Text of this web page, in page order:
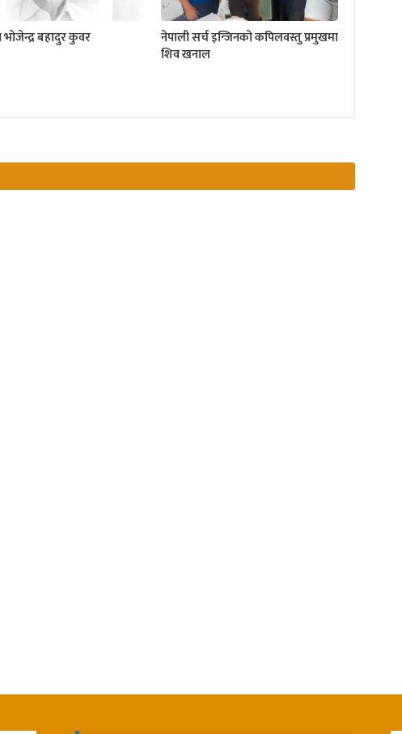
भोजेन्द्र बहादुर कुवर
नेपाली सर्च इन्जिनको कपिलवस्तु प्रमुखमा
शिव खनाल